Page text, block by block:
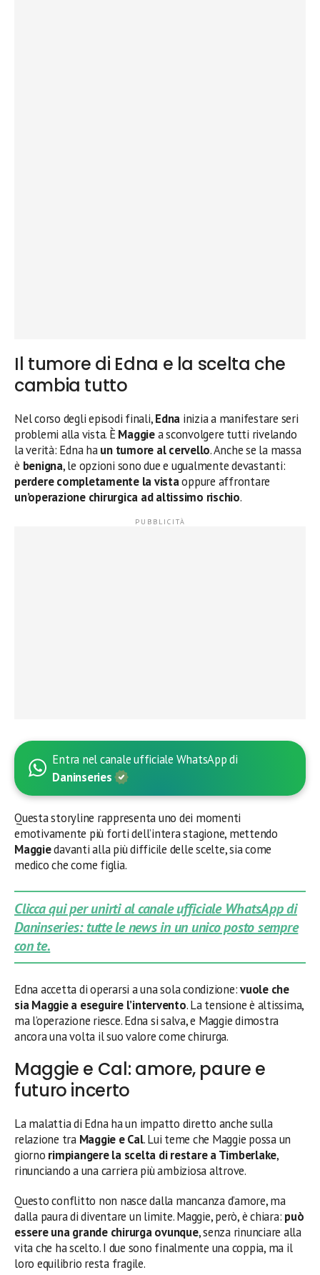
Il tumore di Edna e la scelta che
cambia tutto
Nel corso degli episodi finali,Edna inizia a manifestare seri
problemi alla vista. È Maggiea sconvolgere tutti rivelando
la verità: Edna haun tumore al cervello. Anche se la massa
è benigna, le opzioni sono due e ugualmente devastanti:
perdere completamente la vistaoppure affrontare
un’operazione chirurgica ad altissimo rischio.
Entra nel canale ufficiale WhatsApp di
Daninseries
Questa storyline rappresenta uno dei momenti
emotivamente più forti dell’intera stagione, mettendo
Maggiedavanti alla più difficile delle scelte, sia come
medico che come figlia.
Clicca qui per unirti al canale ufficiale WhatsApp di
Daninseries: tutte le news in un unico posto sempre
con te.
Edna accetta di operarsi a una sola condizione:vuole che
sia Maggie a eseguire l’intervento. La tensione è altissima,
ma l’operazione riesce. Edna si salva, e Maggie dimostra
ancora una volta il suo valore come chirurga.
Maggie e Cal: amore, paure e
futuro incerto
La malattia di Edna ha un impatto diretto anche sulla
relazione tra Maggie e Cal. Lui teme che Maggie possa un
giorno rimpiangere la scelta di restare a Timberlake,
rinunciando a una carriera più ambiziosa altrove.
Questo conflitto non nasce dalla mancanza d’amore, ma
dalla paura di diventare un limite. Maggie, però, è chiara: può
essere una grande chirurga ovunque, senza rinunciare alla
vita che ha scelto. I due sono finalmente una coppia, ma il
loro equilibrio resta fragile.